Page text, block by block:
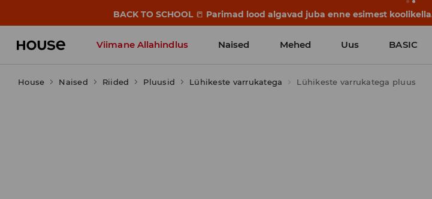
BACK TO SCHOOL 📒 Parimad lood algavad juba enne esimest
Viimane Allahindlus Naised Mehed Uus BASIC
House Naised Riided Pluusid Lühikeste varrukatega Lühikeste varrukatega pluus